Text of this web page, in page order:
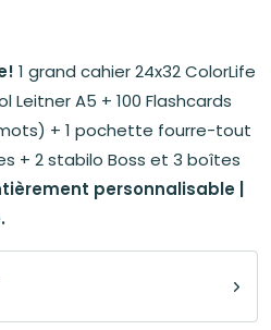
1 grand cahier 24x32 ColorLife
Leitner A5 + 100 Flashcards
+ 1 pochette fourre-tout
+ 2 stabilo Boss et 3 boîtes
personnalisable |